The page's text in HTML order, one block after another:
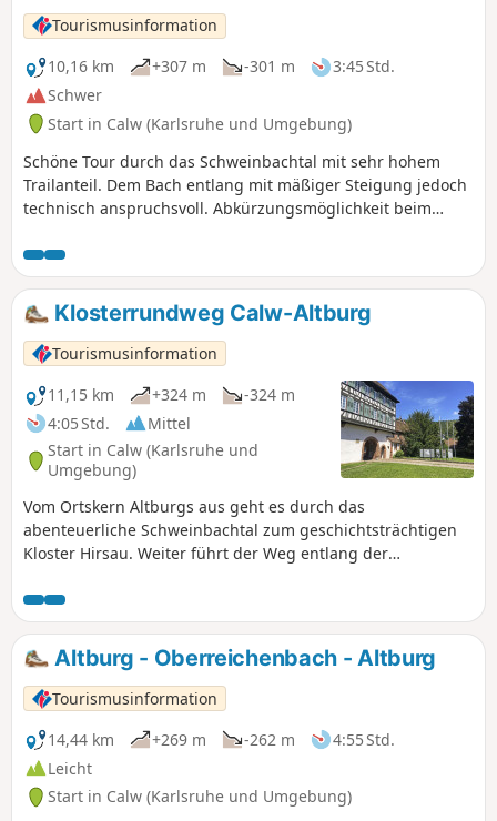
Tourismusinformation
10,16 km
+307 m -301 m
3:45 Std.
Schwer
Start in Calw (Karlsruhe und Umgebung)
Schöne Tour durch das Schweinbachtal mit sehr hohem
Trailanteil. Dem Bach entlang mit mäßiger Steigung jedoch
technisch anspruchsvoll. Abkürzungsmöglichkeit beim
Felsenmeerweg nach Hirsau. Das historische Klosteranlage
Hirsau und das naturbelassene Schweinbachtal sind
Highlights dieser Rundtour, die durch duftende Wälder und
am plätschernden Bach entlang verläuft.
Klosterrundweg Calw-Altburg
Tourismusinformation
11,15 km
+324 m
-324 m
4:05 Std.
Mittel
Start in Calw (Karlsruhe und
Umgebung)
Vom Ortskern Altburgs aus geht es durch das
abenteuerliche Schweinbachtal zum geschichtsträchtigen
Kloster Hirsau. Weiter führt der Weg entlang der
Alzenbrunnen und zurück nach Altburg.
Altburg - Oberreichenbach - Altburg
Tourismusinformation
14,44 km
+269 m -262 m
4:55 Std.
Leicht
Start in Calw (Karlsruhe und Umgebung)